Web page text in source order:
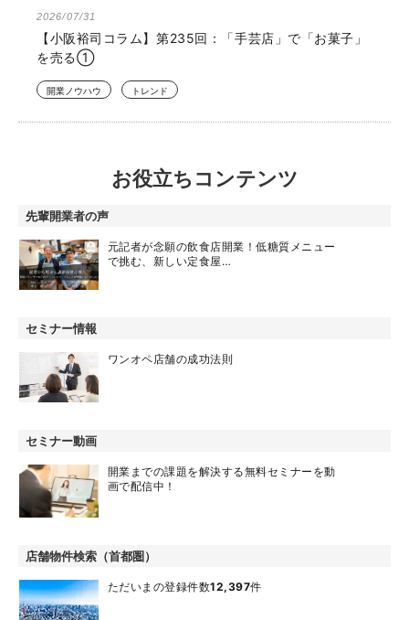
2026/07/31
【小阪裕司コラム】第235回：「手芸店」で「お菓子」
を売る①
開業ノウハウ トレンド
お役立ちコンテンツ
先輩開業者の声
元記者が念願の飲食店開業！低糖質メニュー
で挑む、新しい定食屋…
セミナー情報
ワンオペ店舗の成功法則
セミナー動画
開業までの課題を解決する無料セミナーを動
画で配信中！
店舗物件検索（首都圏）
ただいまの登録件数12,397件